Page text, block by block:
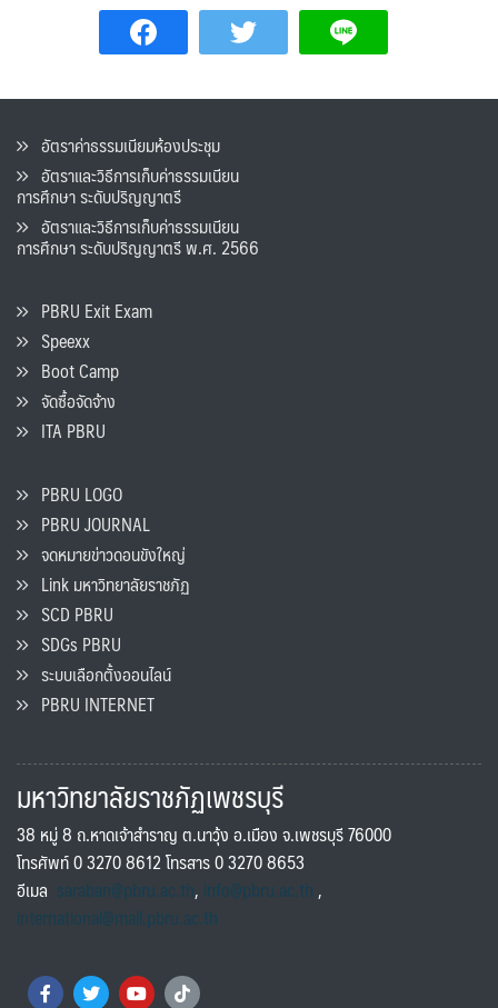
อัตราค่าธรรมเนียมห้องประชุม
อัตราและวิธีการเก็บค่าธรรมเนียน
การศึกษา ระดับปริญญาตรี
อัตราและวิธีการเก็บค่าธรรมเนียน
การศึกษา ระดับปริญญาตรี พ.ศ. 2566
PBRU Exit Exam
Speexx
Boot Camp
จัดซื้อจัดจ้าง
ITA PBRU
PBRU LOGO
PBRU JOURNAL
จดหมายข่าวดอนขังใหญ่
Link มหาวิทยาลัยราชภัฏ
SCD PBRU
SDGs PBRU
ระบบเลือกตั้งออนไลน์
PBRU INTERNET
มหาวิทยาลัยราชภัฏเพชรบุรี
38 หมู่ 8 ถ.หาดเจ้าสำราญ ต.นาวุ้ง อ.เมือง จ.เพชรบุรี 76000
โทรศัพท์ 0 3270 8612 โทรสาร 0 3270 8653
อีเมล saraban@pbru.ac.th, info@pbru.ac.th,
international@mail.pbru.ac.th